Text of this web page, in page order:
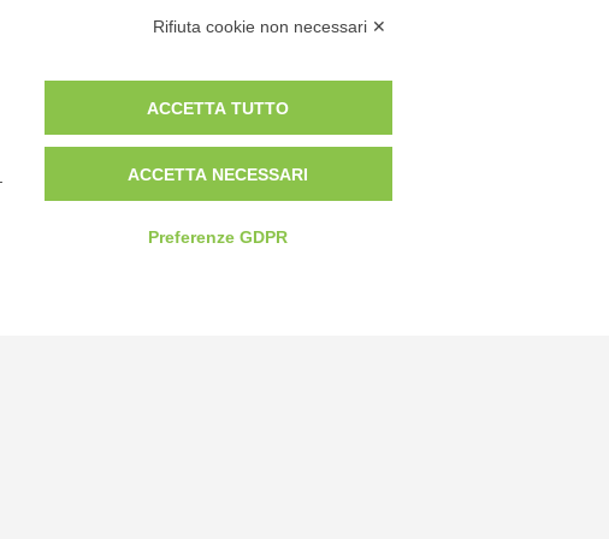
Rifiuta cookie non necessari ✕
ACCETTA TUTTO
ACCETTA NECESSARI
Preferenze GDPR